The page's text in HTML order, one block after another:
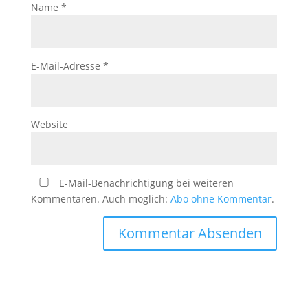
Name *
E-Mail-Adresse *
Website
E-Mail-Benachrichtigung bei weiteren
Kommentaren. Auch möglich: Abo ohne Kommentar.